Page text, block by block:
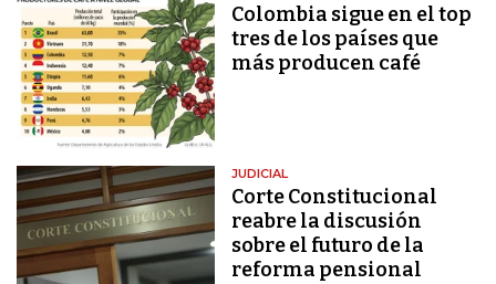
Colombia sigue en el top
tres de los países que
más producen café
JUDICIAL
Corte Constitucional
reabre la discusión
sobre el futuro de la
reforma pensional